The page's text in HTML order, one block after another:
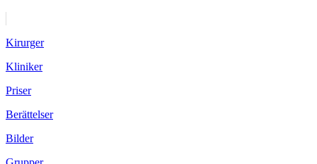
Kirurger
Kliniker
Priser
Berättelser
Bilder